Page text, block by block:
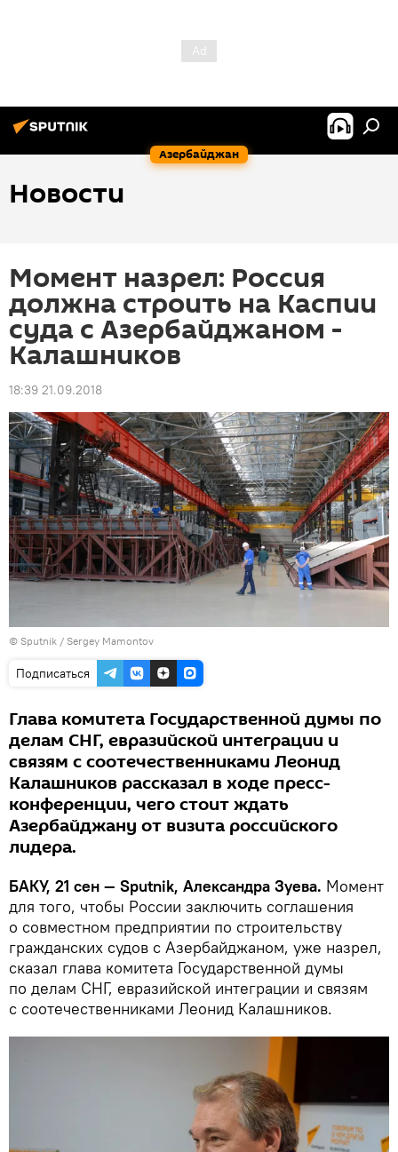
Азербайджан
Новости
Момент назрел: Россия
должна строить на Каспии
суда с Азербайджаном -
Калашников
18:39 21.09.2018
© Sputnik / Sergey Mamontov
Подписаться
Глава комитета Государственной думы по
делам СНГ, евразийской интеграции и
связям с соотечественниками Леонид
Калашников рассказал в ходе пресс-
конференции, чего стоит ждать
Азербайджану от визита российского
лидера.
БАКУ, 21 сен — Sputnik, Александра Зуева. Момент
для того, чтобы России заключить соглашения
о совместном предприятии по строительству
гражданских судов с Азербайджаном, уже назрел,
сказал глава комитета Государственной думы
по делам СНГ, евразийской интеграции и связям
с соотечественниками Леонид Калашников.